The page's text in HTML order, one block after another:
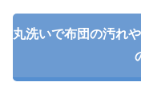
丸洗いで布団の汚れ